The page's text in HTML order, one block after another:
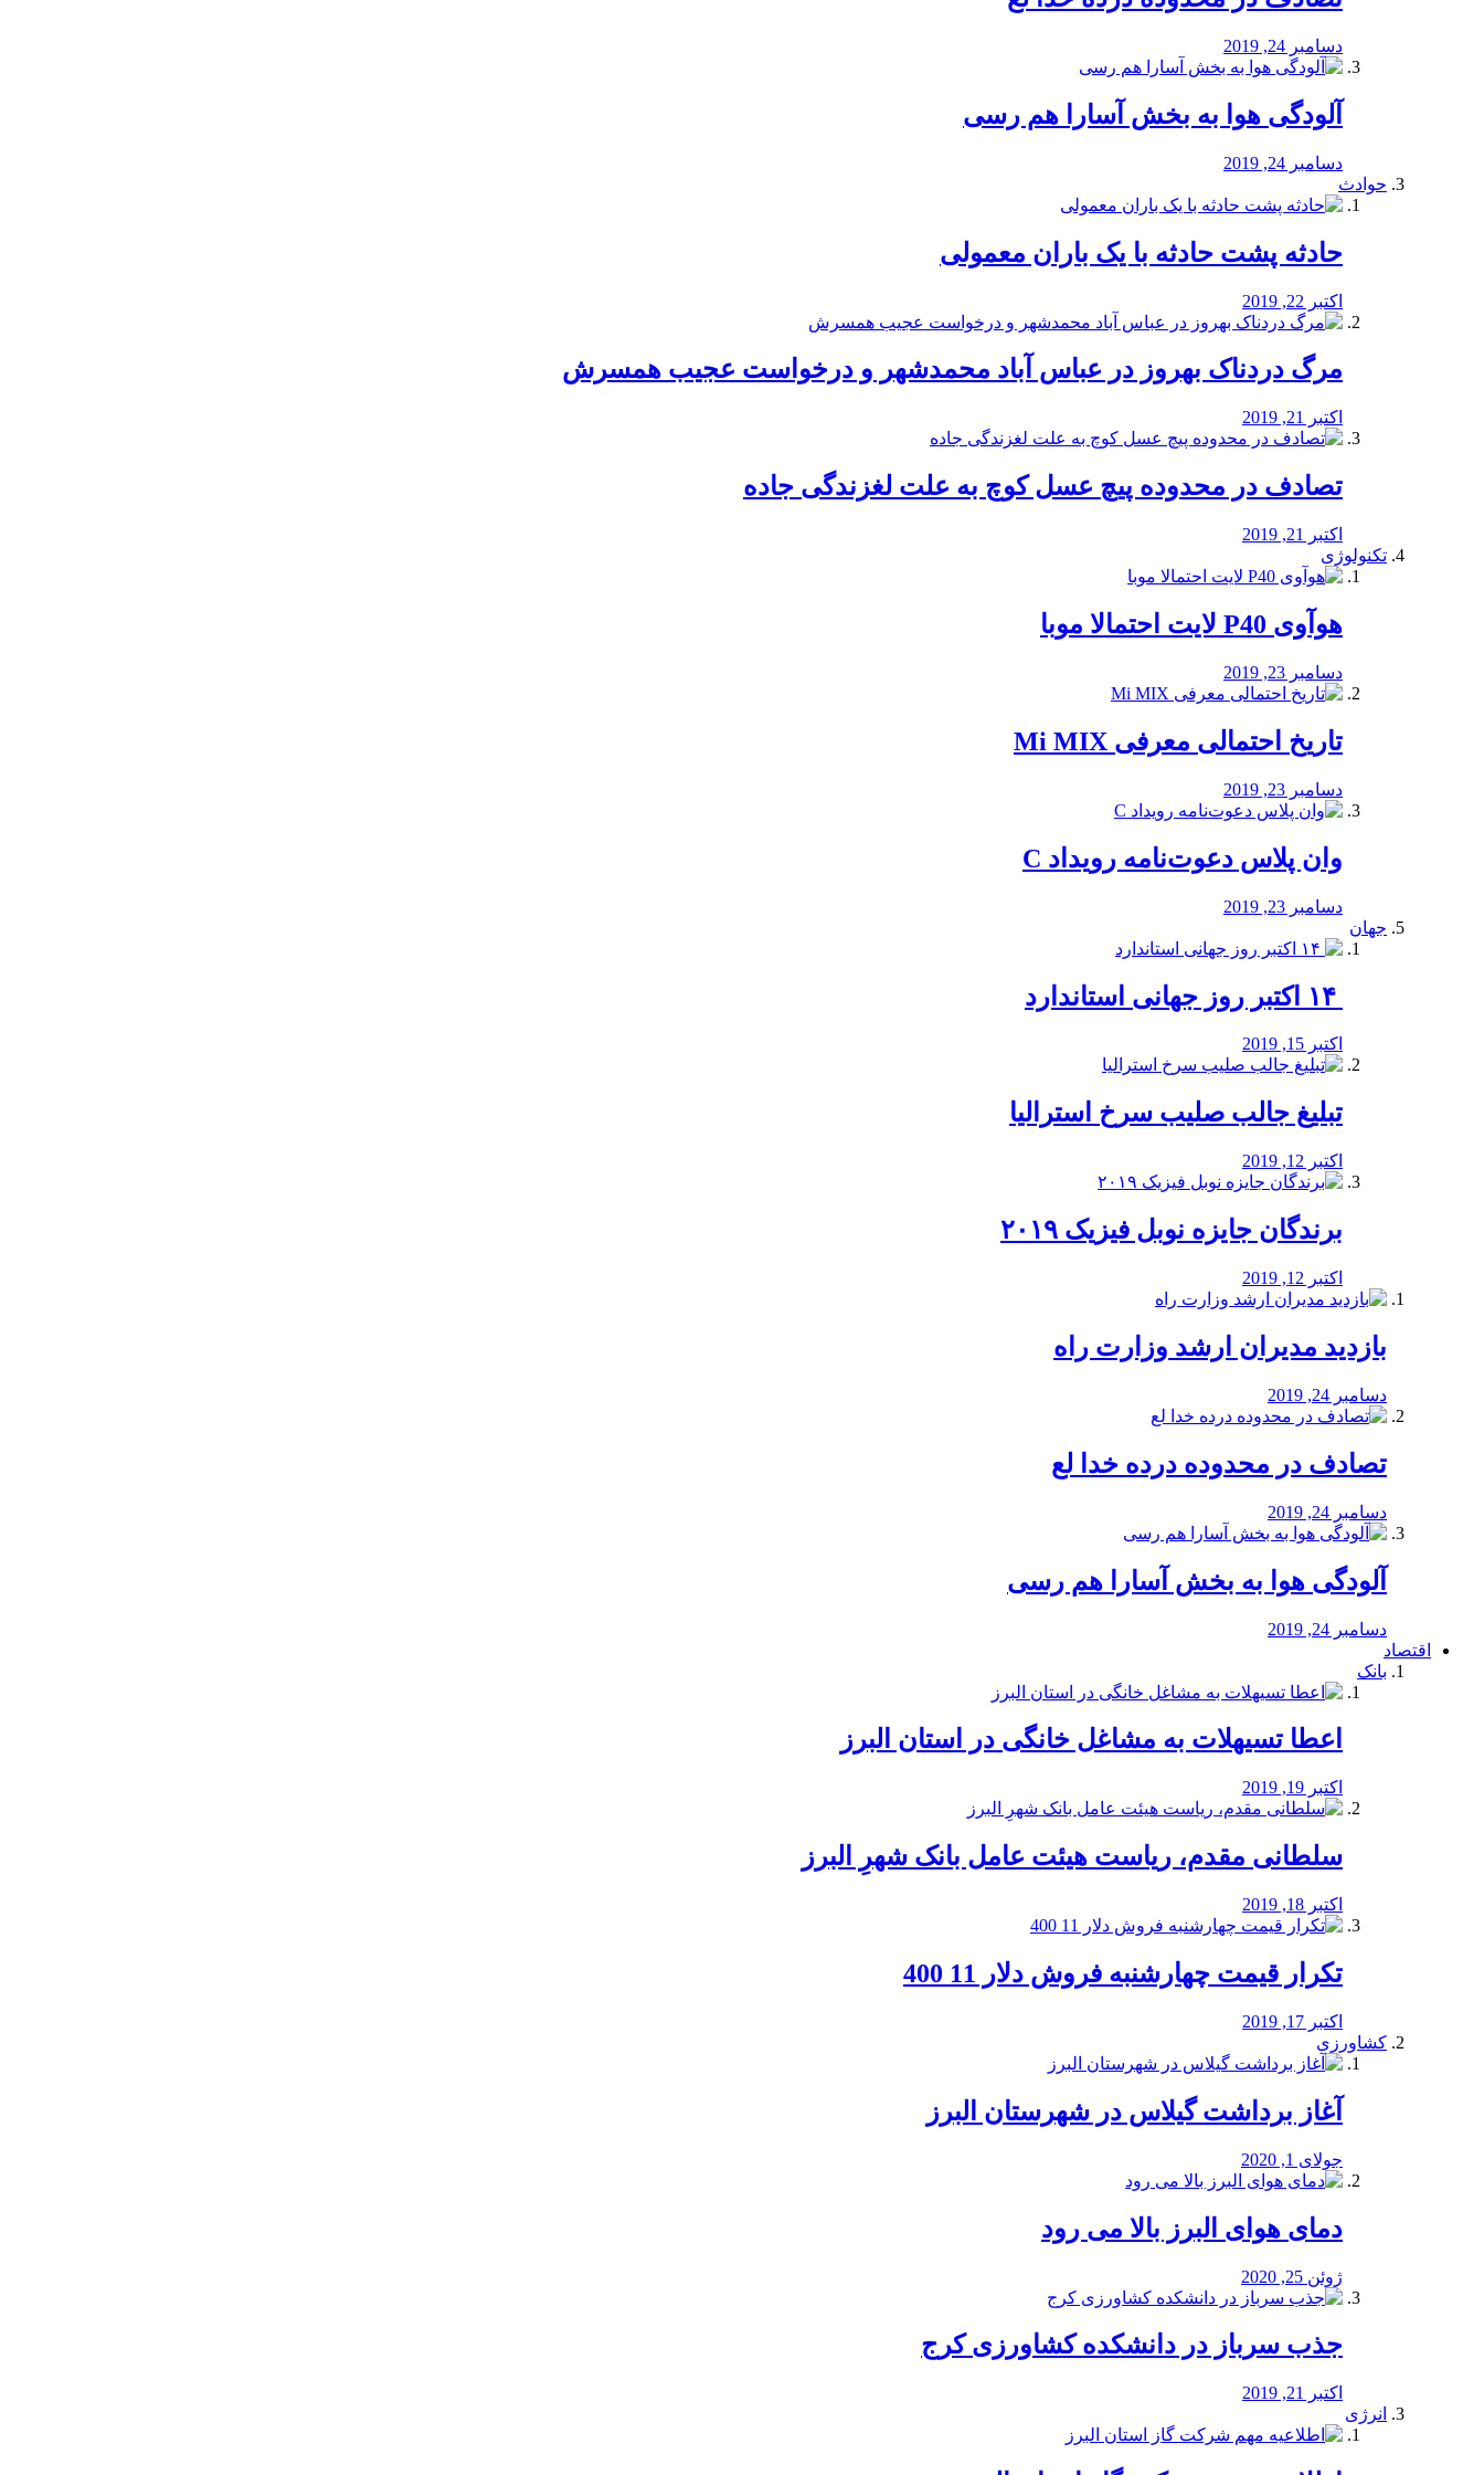
دسامبر 24, 2019
آلودگی هوا به بخش آسارا هم رسی
دسامبر 24, 2019
حوادث
️حادثه پشت حادثه با یک باران معمولی
اکتبر 22, 2019
مرگ دردناک بهروز در عباس آباد محمدشهر و درخواست عجیب همسرش
اکتبر 21, 2019
تصادف در محدوده پیچ عسل کوچ به علت لغزندگی جاده
اکتبر 21, 2019
تکنولوژی
هوآوی P40 لایت احتمالا موبا
دسامبر 23, 2019
تاریخ احتمالی معرفی Mi MIX
دسامبر 23, 2019
وان پلاس دعوت‌نامه رویداد C
دسامبر 23, 2019
جهان
اکتبر 15, 2019
تبلیغ جالب صلیب سرخ استرالیا
اکتبر 12, 2019
برندگان جایزه نوبل فیزیک ۲۰۱۹
اکتبر 12, 2019
بازدید مدیران ارشد وزارت راه
دسامبر 24, 2019
تصادف در محدوده درده خدا لع
دسامبر 24, 2019
آلودگی هوا به بخش آسارا هم رسی
دسامبر 24, 2019
اقتصاد
بانک
️اعطا تسیهلات به مشاغل خانگی در استان البرز
اکتبر 19, 2019
سلطانی مقدم، ریاست هیئت عامل بانک شهرِ البرز
اکتبر 18, 2019
تکرار قیمت چهارشنبه فروش دلار 11 400
اکتبر 17, 2019
کشاورزی
آغاز برداشت گیلاس در شهرستان البرز
جولای 1, 2020
دمای هوای البرز بالا می رود
ژوئن 25, 2020
جذب سرباز در دانشکده کشاورزی کرج
اکتبر 21, 2019
انرژی